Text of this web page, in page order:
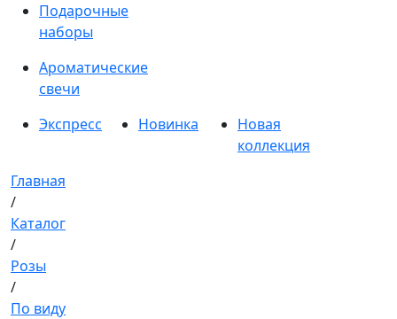
Подарочные
наборы
Ароматические
свечи
Экспресс
Новинка
Новая
коллекция
Главная
/
Каталог
/
Розы
/
По виду